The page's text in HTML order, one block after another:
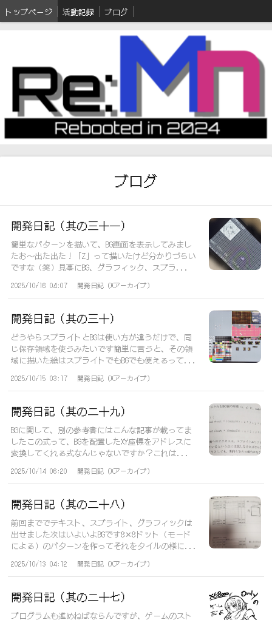
トップページ 活動記録 ブログ
ブログ
開発日記（其の三十一）
簡単なパターンを描いて、BG画面を表示してみまし
たお～出た出た！「Z」って描いたけど分かりづらい
ですな（笑）見事にBG、グラフィック、スプラ...
2025/10/16 04:07 開発日記（Xアーカイブ）
開発日記（其の三十）
どうやらスプライトとBGは使い方が違うだけで、同
じ保存領域を使うみたいです簡単に言うと、その領
域に描いた絵はスプライトでもBGでも使えるって...
2025/10/15 03:17 開発日記（Xアーカイブ）
開発日記（其の二十九）
BGに関して、別の参考書にはこんな記事が載ってま
したこの式って、BGを配置したXY座標をアドレスに
変換してくれる式なんじゃないですか？これは...
2025/10/14 06:20 開発日記（Xアーカイブ）
開発日記（其の二十八）
前回まででテキスト、スプライト、グラフィックは
出せました次はいよいよBGです8✕8ドット（モード
による）のパターンを作ってそれをタイルの様に...
2025/10/13 04:12 開発日記（Xアーカイブ）
開発日記（其の二十七）
プログラムも進めねばならんですが、ゲームのスト